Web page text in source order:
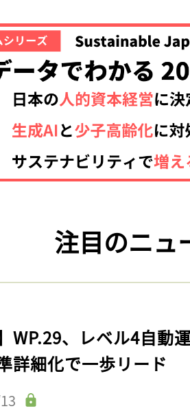
注目のニュ
WP.29、レベル4自動
詳細化で一歩リード